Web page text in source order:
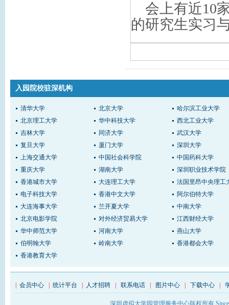
会上有近10
的研究生实习
入园院校驻深机构
清华大学 北京大学
哈尔滨工业大学
北京理工大学
华中科技大学
西北工业大学
吉林大学
同济大学
武汉大学
复旦大学
厦门大学
深圳大学
上海交通大学
中国社会科学院
中国药科大学
重庆大学
湖南大学
深圳职业技术学院
香港城市大学
大连理工大学
法国里昂中央理工
电子科技大学
香港中文大学
阿尔伯特大学
大连海事大学
兰开夏大学
中南大学
北京电影学院
对外经济贸易大学
江西财经大学
华中师范大学
河南大学
燕山大学
伯明翰大学
岭南大学
香港都会大学
香港教育大学
会员中心 统计平台 人才招聘 联系电话 图片中心 下载中心
深圳虚拟大学园管理服务中心版权所有